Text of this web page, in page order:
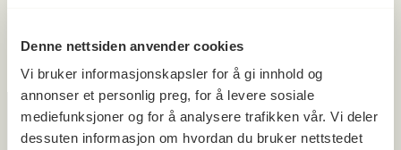
Denne nettsiden anvender cookies
Vi bruker informasjonskapsler for å gi innhold og
annonser et personlig preg, for å levere sosiale
mediefunksjoner og for å analysere trafikken vår. Vi deler
dessuten informasjon om hvordan du bruker nettstedet